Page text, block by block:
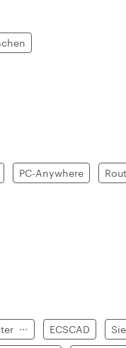
PC-Anywhere
ECSCAD